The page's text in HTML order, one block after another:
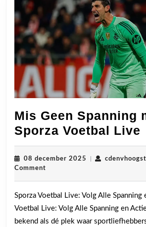
Mis Geen Spanning
Sporza Voetbal Live
08 december 2025
Comment
Sporza Voetbal Live: Volg Alle Spanning
Voetbal Live: Volg Alle Spanning en
bekend als dé plek waar